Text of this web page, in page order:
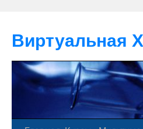
Виртуальная